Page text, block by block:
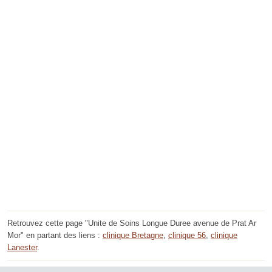
Retrouvez cette page "Unite de Soins Longue Duree avenue de Prat Ar
Mor" en partant des liens : clinique Bretagne clinique 56 clinique
Lanester.